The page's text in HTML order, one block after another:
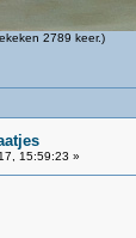
2789 keer.)
15:59:23 »